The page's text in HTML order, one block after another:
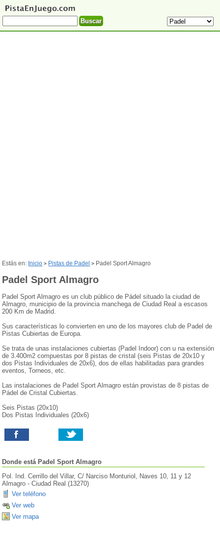
Estás en: Inicio > Pistas de Padel > Padel Sport Almagro
Padel Sport Almagro
Padel Sport Almagro es un club público de Pádel situado la ciudad de
Almagro, municipio de la provincia manchega de Ciudad Real a escasos
200 Km de Madrid.
Sus características lo convierten en uno de los mayores club de Padel de
Pistas Cubiertas de Europa.
Se trata de unas instalaciones cubiertas (Padel Indoor) con u na extensión
de 3.400m2 compuestas por 8 pistas de cristal (seis Pistas de 20x10 y
dos Pistas Individuales de 20x6), dos de ellas habilitadas para grandes
eventos, Torneos, etc.
Las instalaciones de Padel Sport Almagro están provistas de 8 pistas de
Pádel de Cristal Cubiertas.
Seis Pistas (20x10)
Dos Pistas Individuales (20x6)
Donde está Padel Sport Almagro
Pol. Ind. Cerrillo del Villar, C/ Narciso Monturiol, Naves 10, 11 y 12
Almagro -Ciudad Real (13270)
Ver teléfono
Ver web
Ver mapa